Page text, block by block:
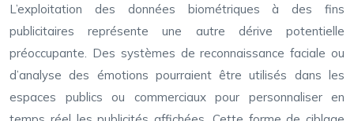
L’exploitation des données biométriques à des fins
publicitaires représente une autre dérive potentielle
préoccupante. Des systèmes de reconnaissance faciale ou
d’analyse des émotions pourraient être utilisés dans les
espaces publics ou commerciaux pour personnaliser en